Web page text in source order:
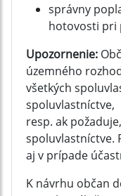
správny
hotovosti pri
Upozornenie:
územného
všetkých
spoluvlastníctve,
resp. ak
spoluvlastníctve.
aj v prípade
K návrhu občan